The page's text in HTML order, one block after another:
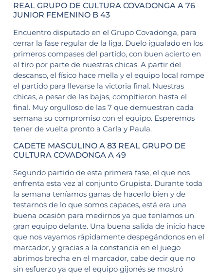
REAL GRUPO DE CULTURA COVADONGA A 76
JUNIOR FEMENINO B 43
Encuentro disputado en el Grupo Covadonga, para
cerrar la fase regular de la liga. Duelo igualado en los
primeros compases del partido, con buen acierto en
el tiro por parte de nuestras chicas. A partir del
descanso, el físico hace mella y el equipo local rompe
el partido para llevarse la victoria final. Nuestras
chicas, a pesar de las bajas, compitieron hasta el
final. Muy orgulloso de las 7 que demuestran cada
semana su compromiso con el equipo. Esperemos
tener de vuelta pronto a Carla y Paula.
CADETE MASCULINO A 83 REAL GRUPO DE
CULTURA COVADONGA A 49
Segundo partido de esta primera fase, el que nos
enfrenta esta vez al conjunto Grupista. Durante toda
la semana teníamos ganas de hacerlo bien y de
testarnos de lo que somos capaces, está era una
buena ocasión para medirnos ya que teníamos un
gran equipo delante. Una buena salida de inicio hace
que nos vayamos rápidamente despegándonos en el
marcador, y gracias a la constancia en el juego
abrimos brecha en el marcador, cabe decir que no
sin esfuerzo ya que el equipo gijonés se mostró